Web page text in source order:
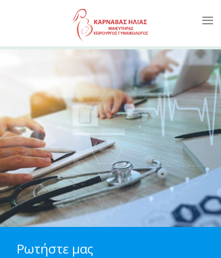
Ρωτήστε μας